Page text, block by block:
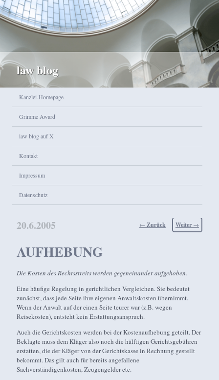
law blog
Zum Inhalt wechseln
Zum sekundären Inhalt wechseln
Kanzlei-Homepage
Grimme Award
law blog auf X
Kontakt
Impressum
Datenschutz
Beitragsnavigation
← Zurück Weiter →
AUFHEBUNG
20.6.2005
Die Kosten des Rechtsstreits werden gegeneinander aufgehoben.
Eine häufige Regelung in gerichtlichen Vergleichen. Sie bedeutet
zunächst, dass jede Seite ihre eigenen Anwaltskosten übernimmt.
Wenn der Anwalt auf der einen Seite teurer war (z.B. wegen
Reisekosten), entsteht kein Erstattungsanspruch.
Auch die Gerichtskosten werden bei der Kostenaufhebung geteilt. Der
Beklagte muss dem Kläger also noch die hälftigen Gerichtsgebühren
erstatten, die der Kläger von der Gerichtskasse in Rechnung gestellt
bekommt. Das gilt auch für bereits angefallene
Sachverständigenkosten, Zeugengelder etc.